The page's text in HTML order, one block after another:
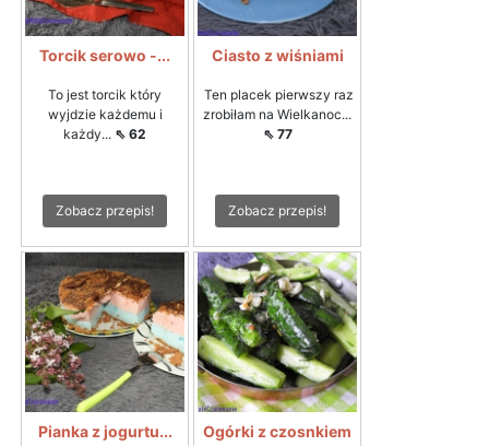
Torcik serowo -...
To jest torcik który
wyjdzie każdemu i
każdy... ⇖ 62
Zobacz przepis!
Ciasto z wiśniami
Ten placek pierwszy raz
zrobiłam na Wielkanoc...
⇖ 77
Zobacz przepis!
Pianka z jogurtu...
Ogórki z czosnkiem